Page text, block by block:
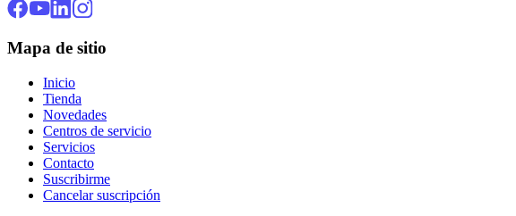
Mapa de sitio
Inicio
Tienda
Novedades
Centros de servicio
Servicios
Contacto
Suscribirme
Cancelar suscripción